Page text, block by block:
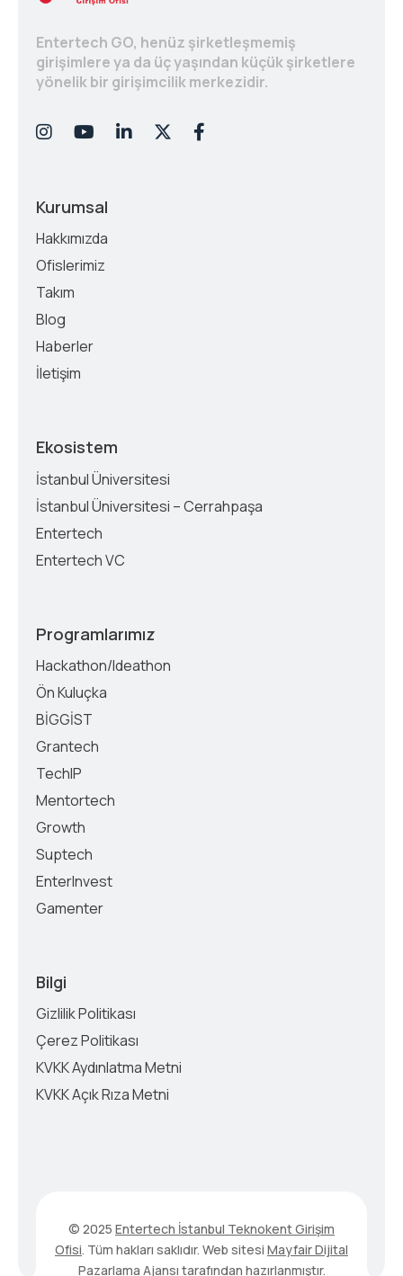
Entertech GO, henüz şirketleşmemiş
girişimlere ya da üç yaşından küçük şirketlere
yönelik bir girişimcilik merkezidir.
Kurumsal
Hakkımızda
Ofislerimiz
Takım
Blog
Haberler
İletişim
Ekosistem
İstanbul Üniversitesi
İstanbul Üniversitesi – Cerrahpaşa
Entertech
Entertech VC
Programlarımız
Hackathon/Ideathon
Ön Kuluçka
BİGGİST
Grantech
TechIP
Mentortech
Growth
Suptech
EnterInvest
Gamenter
Bilgi
Gizlilik Politikası
Çerez Politikası
KVKK Aydınlatma Metni
KVKK Açık Rıza Metni
© 2025 Entertech İstanbul Teknokent Girişim
Ofisi. Tüm hakları saklıdır. Web sitesi Mayfair Dijital
Pazarlama Ajansı tarafından hazırlanmıştır.